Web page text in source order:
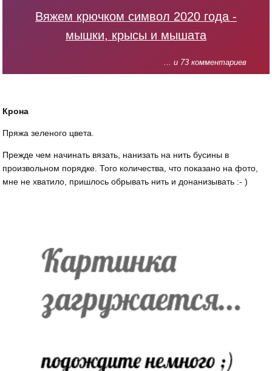
Вяжем крючком символ 2020 года -
мышки, крысы и мышата
... и 73 комментариев
Крона
Пряжа зеленого цвета.
Прежде чем начинать вязать, нанизать на нить бусины в
произвольном порядке. Того количества, что показано на фото,
мне не хватило, пришлось обрывать нить и донанизывать :- )